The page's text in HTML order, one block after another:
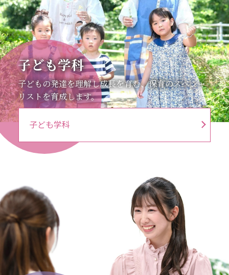
子ども学科
子どもの発達を理解し成長を育む、保育のスペシャ
リストを育成します。
子ども学科